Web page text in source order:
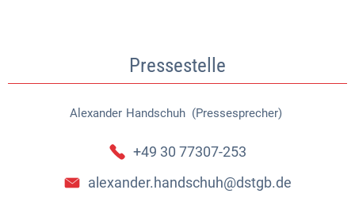
Pressestelle
Alexander Handschuh (Pressesprecher)
Alexander Handschuh
+49 30 77307-253
alexander.handschuh@dstgb.de